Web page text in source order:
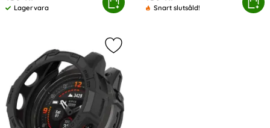
Tillgänglighet:
Lagervara Snart slutsåld!
Markera garmin Fenix 7 / Epix Pro